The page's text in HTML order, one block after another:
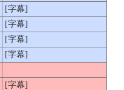
[字幕]
[字幕]
[字幕]
[字幕]
[字幕]